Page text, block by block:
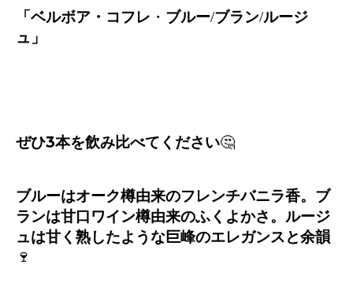
「ベルボア・コフレ ・ ブルー/ブラン/ルージ
ュ」
ぜひ3本を飲み比べてください🤔
ブルーはオーク樽由来のフレンチバニラ香。ブ
ランは甘口ワイン樽由来のふくよかさ。ルージ
ュは甘く熟したような巨峰のエレガンスと余韻
🍷